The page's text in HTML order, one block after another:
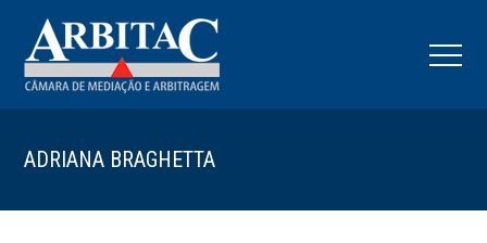
ADRIANA BRAGHETTA